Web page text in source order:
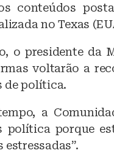
conteúdos
no Texas
o presidente da
voltarão a
de política.
a
política porque
estressadas”.